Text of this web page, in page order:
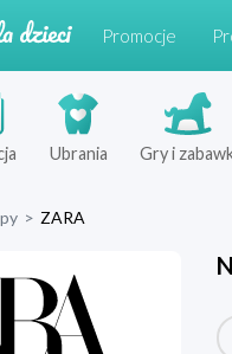
Promocje
Ubrania Gry i
> ZARA